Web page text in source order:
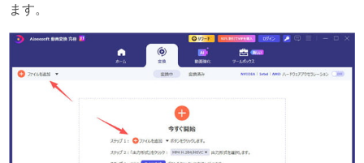
ます。